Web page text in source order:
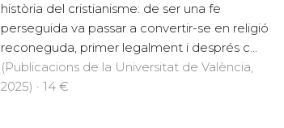
història del cristianisme: de ser una fe
perseguida va passar a convertir-se en religió
reconeguda, primer legalment i després c...
(Publicacions de la Universitat de València,
2025) · 14 €